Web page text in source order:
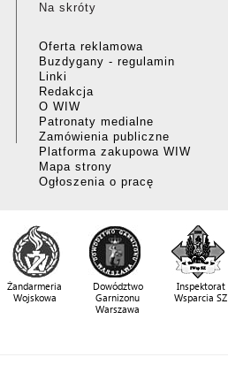
Na skróty
Oferta reklamowa
Buzdygany - regulamin
Linki
Redakcja
O WIW
Patronaty medialne
Zamówienia publiczne
Platforma zakupowa WIW
Mapa strony
Ogłoszenia o pracę
Żandarmeria
Wojskowa
Dowództwo
Garnizonu
Warszawa
Inspektorat
Wsparcia SZ